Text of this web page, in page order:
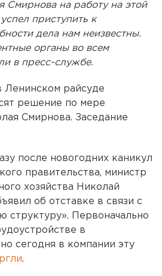
Смирнова на работу на этой
приступить к
дела нам неизвестны.
органы во всем
в пресс-службе.
Ленинском райсуде
решение по мере
Смирнова. Заседание
после новогодних каникул
правительства, министр
хозяйства Николай
об отставке в связи с
структуру». Первоначально
в
сегодня в компании эту
.